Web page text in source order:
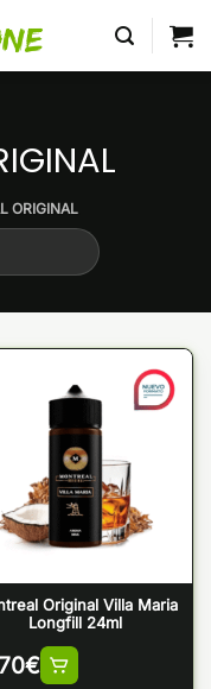
ORIGINAL
Original Villa Maria
Longfill 24ml
€